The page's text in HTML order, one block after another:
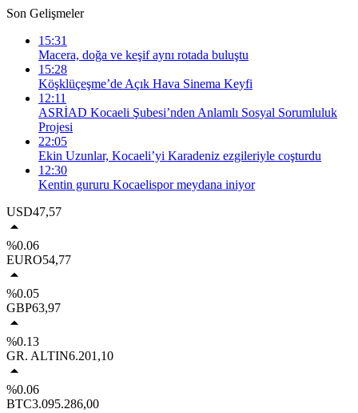
Son Gelişmeler
15:31
Macera, doğa ve keşif aynı rotada buluştu
15:28
Köşklüçeşme’de Açık Hava Sinema Keyfi
12:11
ASRİAD Kocaeli Şubesi’nden Anlamlı Sosyal Sorumluluk
Projesi
22:05
Ekin Uzunlar, Kocaeli’yi Karadeniz ezgileriyle coşturdu
12:30
Kentin gururu Kocaelispor meydana iniyor
USD47,57
%0.06
EURO54,77
%0.05
GBP63,97
%0.13
GR. ALTIN6.201,10
%0.06
BTC3.095.286,00